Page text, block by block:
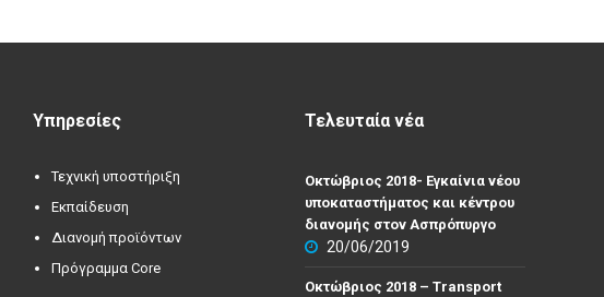
Υπηρεσίες
Τεχνική υποστήριξη
Εκπαίδευση
Διανομή προϊόντων
Πρόγραμμα Core
Τελευταία νέα
Οκτώβριος 2018- Εγκαίνια νέου
υποκαταστήματος και κέντρου
διανομής στον Ασπρόπυργο
20/06/2019
Οκτώβριος 2018 – Transport